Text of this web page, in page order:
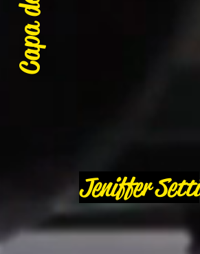
Jeniffer Setti